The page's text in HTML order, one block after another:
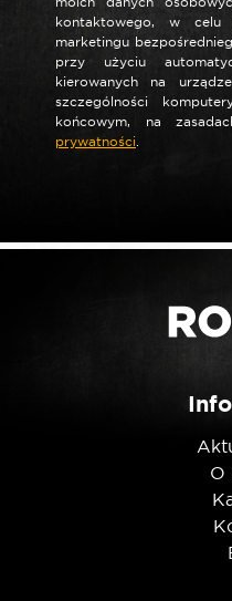
Nazwa*
Nie jestem robotem
kontaktowego, w celu
marketingu
przy użyciu
kierowanych na
szczególności
końcowym, na
prywatności.
O